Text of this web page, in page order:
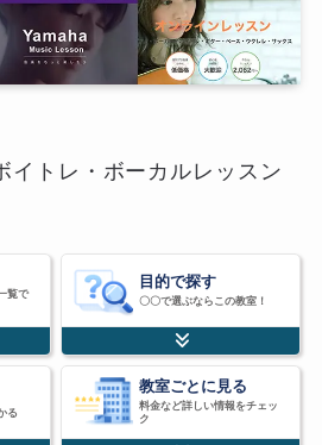
イトレ・ボーカルレッスン
覧で
目的で探す
〇〇で選ぶならこの教室！
る
教室ごとに見る
料金など詳しい情報をチェッ
ク